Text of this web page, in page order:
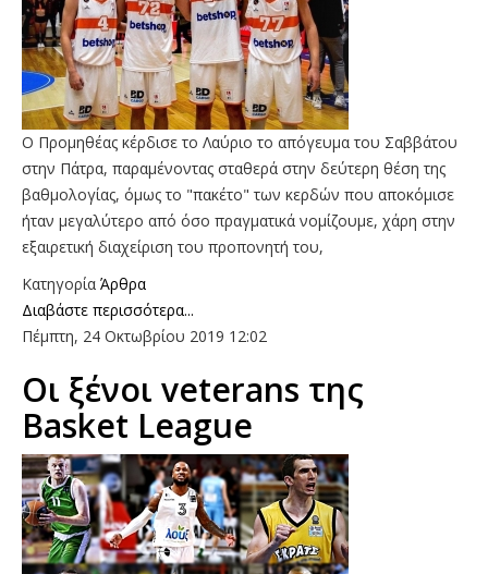
Ο Προμηθέας κέρδισε το Λαύριο το απόγευμα του Σαββάτου
στην Πάτρα, παραμένοντας σταθερά στην δεύτερη θέση της
βαθμολογίας, όμως το "πακέτο" των κερδών που αποκόμισε
ήταν μεγαλύτερο από όσο πραγματικά νομίζουμε, χάρη στην
εξαιρετική διαχείριση του προπονητή του,
Κατηγορία Άρθρα
Διαβάστε περισσότερα...
Πέμπτη, 24 Οκτωβρίου 2019 12:02
Οι ξένοι veterans της
Basket League